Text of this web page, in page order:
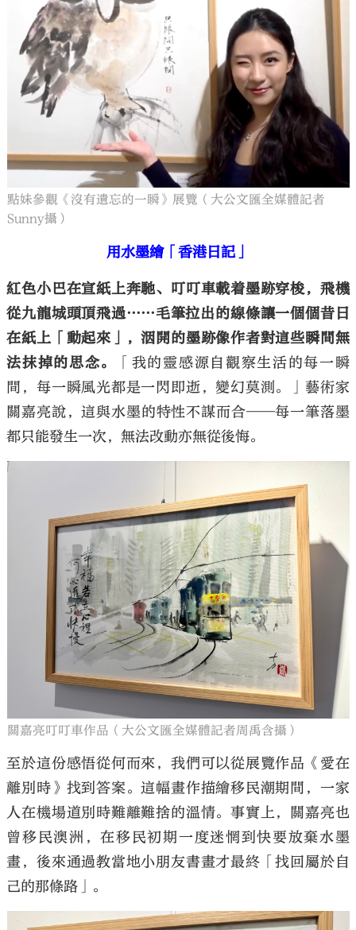
點妹參觀《沒有遺忘的一瞬》展覽（大公文匯全媒體記者
Sunny攝）
用水墨繪「香港日記」
紅色小巴在宣紙上奔馳、叮叮車載着墨跡穿梭，飛機
從九龍城頭頂飛過……毛筆拉出的線條讓一個個昔日
在紙上「動起來」，洇開的墨跡像作者對這些瞬間無
法抹掉的思念。
「我的靈感源自觀察生活的每一瞬
間，每一瞬風光都是一閃即逝，變幻莫測。」藝術家
關嘉亮說，這與水墨的特性不謀而合——每一筆落墨
都只能發生一次，無法改動亦無從後悔。
關嘉亮叮叮車作品（大公文匯全媒體記者周禹含攝）
至於這份感悟從何而來，我們可以從展覽作品《愛在
離別時》找到答案。這幅畫作描繪移民潮期間，一家
人在機場道別時難離難捨的溫情。事實上，關嘉亮也
曾移民澳洲，在移民初期一度迷惘到快要放棄水墨
畫，後來通過教當地小朋友書畫才最終「找回屬於自
己的那條路」。